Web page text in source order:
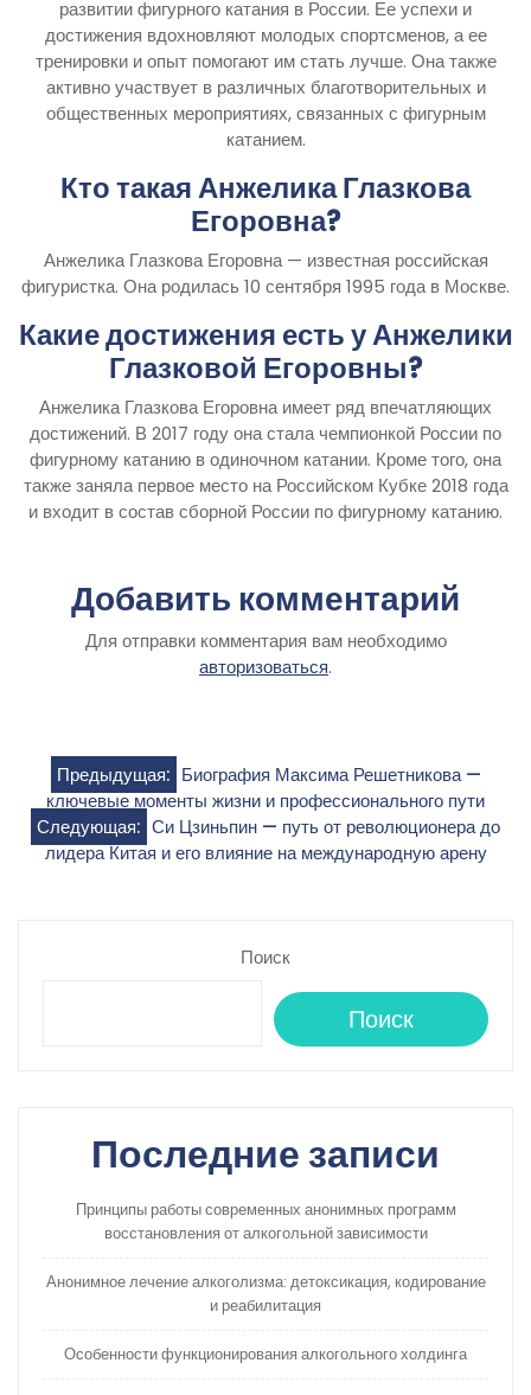
развитии фигурного катания в России. Ее успехи и
достижения вдохновляют молодых спортсменов, а ее
тренировки и опыт помогают им стать лучше. Она также
активно участвует в различных благотворительных и
общественных мероприятиях, связанных с фигурным
катанием.
Кто такая Анжелика Глазкова
Егоровна?
Анжелика Глазкова Егоровна — известная российская
фигуристка. Она родилась 10 сентября 1995 года в Москве.
Какие достижения есть у Анжелики
Глазковой Егоровны?
Анжелика Глазкова Егоровна имеет ряд впечатляющих
достижений. В 2017 году она стала чемпионкой России по
фигурному катанию в одиночном катании. Кроме того, она
также заняла первое место на Российском Кубке 2018 года
и входит в состав сборной России по фигурному катанию.
Добавить комментарий
Для отправки комментария вам необходимо
авторизоваться.
Навигация
по
записям
Предыдущая: Биография Максима Решетникова —
ключевые моменты жизни и профессионального пути
Следующая: Си Цзиньпин — путь от революционера до
лидера Китая и его влияние на международную арену
Поиск
Поиск
Последние записи
Принципы работы современных анонимных программ
восстановления от алкогольной зависимости
Анонимное лечение алкоголизма: детоксикация, кодирование
и реабилитация
Особенности функционирования алкогольного холдинга